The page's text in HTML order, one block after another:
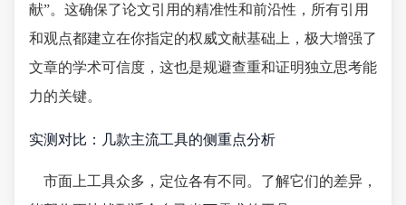
献”。这确保了论文引用的精准性和前沿性，所有引用
和观点都建立在你指定的权威文献基础上，极大增强了
文章的学术可信度，这也是规避查重和证明独立思考能
力的关键。
实测对比：几款主流工具的侧重点分析
市面上工具众多，定位各有不同。了解它们的差异，